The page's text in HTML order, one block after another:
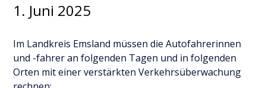
1. Juni 2025
Im Landkreis Emsland müssen die Autofahrerinnen
und -fahrer an folgenden Tagen und in folgenden
Orten mit einer verstärkten Verkehrsüberwachung